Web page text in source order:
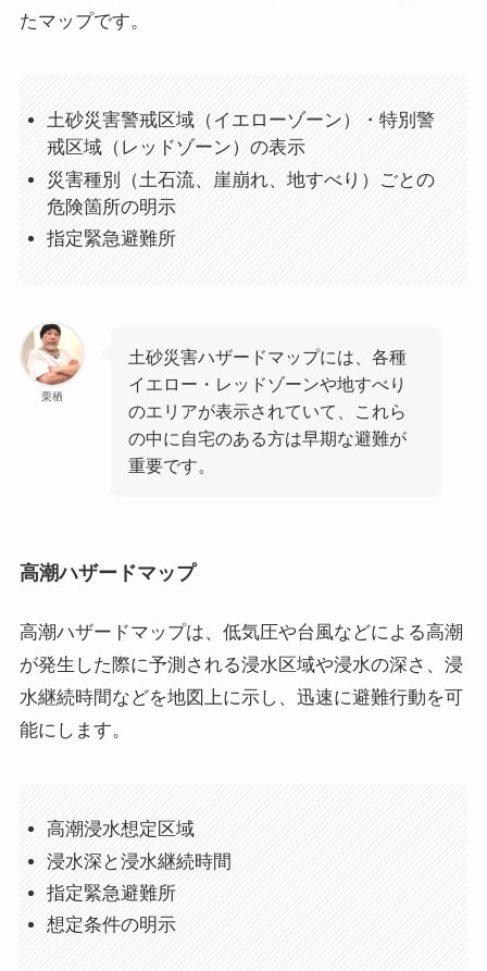
たマップです。
土砂災害警戒区域（イエローゾーン）・特別警
戒区域（レッドゾーン）の表示
災害種別（土石流、崖崩れ、地すべり）ごとの
危険箇所の明示
指定緊急避難所
栗栖
土砂災害ハザードマップには、各種
イエロー・レッドゾーンや地すべり
のエリアが表示されていて、これら
の中に自宅のある方は早期な避難が
重要です。
高潮ハザードマップ
高潮ハザードマップは、低気圧や台風などによる高潮
が発生した際に予測される浸水区域や浸水の深さ、浸
水継続時間などを地図上に示し、迅速に避難行動を可
能にします。
高潮浸水想定区域
浸水深と浸水継続時間
指定緊急避難所
想定条件の明示